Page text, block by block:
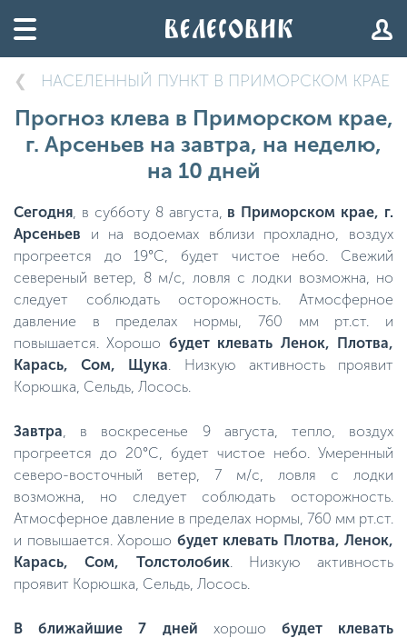
НАСЕЛЕННЫЙ ПУНКТ В ПРИМОРСКОМ КРАЕ
Прогноз клева в Приморском крае,
г. Арсеньев на завтра, на неделю,
на 10 дней
Сегодня, в субботу 8 августа, в Приморском крае, г.
Арсеньев и на водоемах вблизи прохладно, воздух
прогреется до 19°C, будет чистое небо. Свежий
севереный ветер, 8 м/с, ловля с лодки возможна, но
следует соблюдать осторожность. Атмосферное
давление в пределах нормы, 760 мм рт.ст. и
повышается. Хорошо будет клевать Ленок, Плотва,
Карась, Сом, Щука. Низкую активность проявит
Корюшка, Сельдь, Лосось.
Завтра, в воскресенье 9 августа, тепло, воздух
прогреется до 20°C, будет чистое небо. Умеренный
северо-восточный ветер, 7 м/с, ловля с лодки
возможна, но следует соблюдать осторожность.
Атмосферное давление в пределах нормы, 760 мм рт.ст.
и повышается. Хорошо будет клевать Плотва, Ленок,
Карась, Сом, Толстолобик. Низкую активность
проявит Корюшка, Сельдь, Лосось.
В ближайшие 7 дней хорошо будет клевать